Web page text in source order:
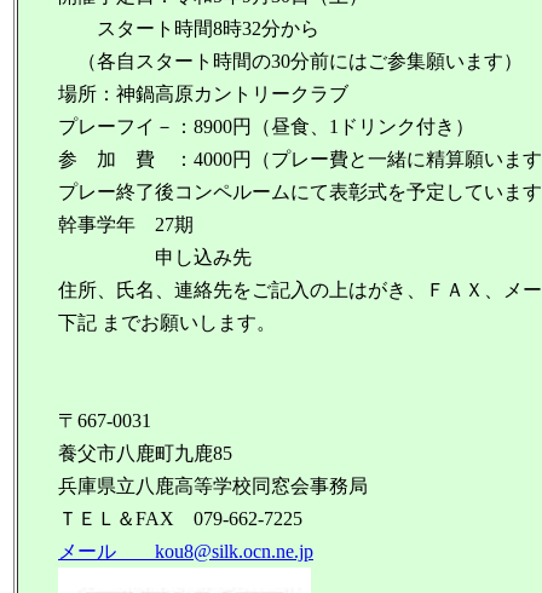
スタート時間8時32分から
（各自スタート時間の30分前にはご参集願います）
場所：神鍋高原カントリークラブ
プレーフイ－：8900円（昼食、1ドリンク付き）
参 加 費 ：4000円（プレー費と一緒に精算願いま
プレー終了後コンペルームにて表彰式を予定していま
幹事学年 27期
申し込み先
住所、氏名、連絡先をご記入の上はがき、ＦＡＸ、メ
下記 までお願いします。
〒667-0031
養父市八鹿町九鹿85
兵庫県立八鹿高等学校同窓会事務局
ＴＥＬ＆FAX 079-662-7225
メール kou8@silk.ocn.ne.jp